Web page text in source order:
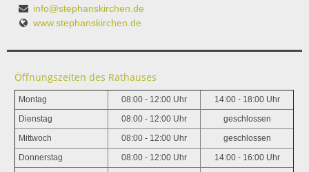
info@stephanskirchen.de
www.stephanskirchen.de
Öffnungszeiten des Rathauses
Montag 08:00 - 12:00 Uhr 14:00 - 18:00 Uhr
Dienstag 08:00 - 12:00 Uhr geschlossen
Mittwoch 08:00 - 12:00 Uhr geschlossen
Donnerstag 08:00 - 12:00 Uhr 14:00 - 16:00 Uhr